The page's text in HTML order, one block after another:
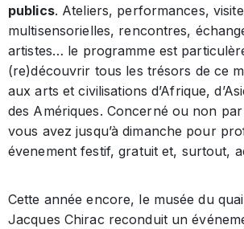
publics. Ateliers, performances,
multisensorielles, rencontres,
artistes… le programme est
(re)découvrir tous les trésors de ce
aux arts et civilisations d’Afrique,
des Amériques. Concerné ou non
vous avez jusqu’à dimanche pour
évenement festif, gratuit et, surtout,
Cette année encore, le musée du
Jacques Chirac reconduit un